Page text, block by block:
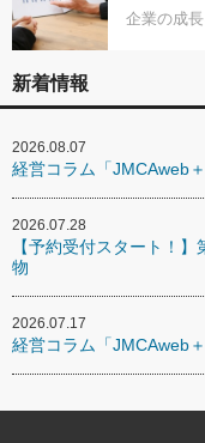
企業の成
新着情報
2026.08.07
経営コラム「JMCAweb
2026.07.28
【予約受付スタート！
物
2026.07.17
経営コラム「JMCAweb